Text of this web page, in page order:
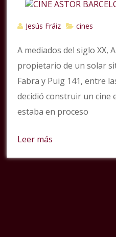
Jesús Fráiz cines
A mediados del siglo XX,
propietario de un solar
Fabra y Puig 141, entre
decidió construir un cine
estaba en proceso
Leer más